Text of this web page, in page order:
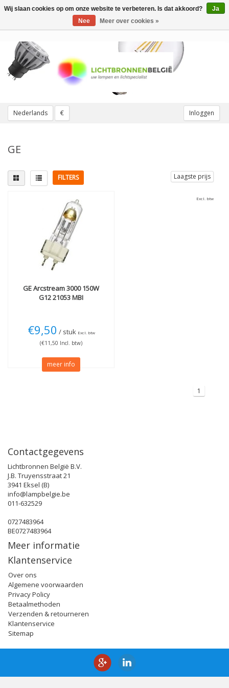
Nederlands € Inloggen
Toggle
GE
FILTERS Laagste prijs
Wattage
150W(1)
GEArcstream 3000 150W
G12 21053 MBI
€9,50 / stuk Excl. btw
(€11,50 Incl. btw)
meer info
Excl. btw
1
Contactgegevens
Lichtbronnen België B.V.
J.B. Truyensstraat 21
3941 Eksel (B)
info@lampbelgie.be
011-632529
0727483964
BE0727483964
Meer informatie
Klantenservice
Over ons
Algemene voorwaarden
Privacy Policy
Betaalmethoden
Verzenden & retourneren
Klantenservice
Sitemap
Wij slaan cookies op om onze website te verbeteren. Is dat akkoord?
Ja
Nee
Meer over cookies »